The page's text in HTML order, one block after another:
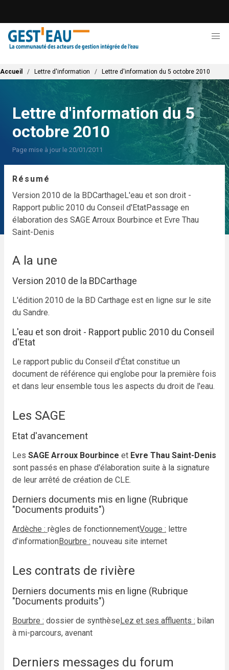
contenu
principal
Fil d'Ariane
Accueil Lettre d'information Lettre d'information du 5 octobre 2010
Lettre d'information du 5
octobre 2010
Page mise à jour le 20/01/2011
Résumé
Version 2010 de la BDCarthageL'eau et son droit -
Rapport public 2010 du Conseil d'EtatPassage en
élaboration des SAGE Arroux Bourbince et Evre Thau
Saint-Denis
A la une
Version 2010 de la BDCarthage
L'édition 2010 de la BD Carthage est en ligne sur le site
du Sandre.
L'eau et son droit - Rapport public 2010 du Conseil
d'Etat
Le rapport public du Conseil d'État constitue un
document de référence qui englobe pour la première fois
et dans leur ensemble tous les aspects du droit de l'eau.
Les SAGE
Etat d'avancement
Les SAGE Arroux Bourbince et Evre Thau Saint-Denis
sont passés en phase d'élaboration suite à la signature
de leur arrêté de création de CLE.
Derniers documents mis en ligne (Rubrique
"Documents produits")
Ardèche : règles de fonctionnementVouge : lettre
d'informationBourbre : nouveau site internet
Les contrats de rivière
Derniers documents mis en ligne (Rubrique
"Documents produits")
Bourbre : dossier de synthèseLez et ses affluents : bilan
à mi-parcours, avenant
Derniers messages du forum